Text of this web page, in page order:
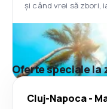
și când vrei să zbori,
Oferte speciale la
Cluj-Napoca-